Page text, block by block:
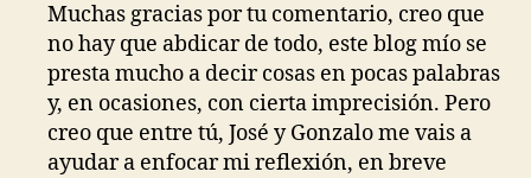
Muchas gracias por tu comentario, creo que
no hay que abdicar de todo, este blog mío se
presta mucho a decir cosas en pocas palabras
y, en ocasiones, con cierta imprecisión. Pero
creo que entre tú, José y Gonzalo me vais a
ayudar a enfocar mi reflexión, en breve